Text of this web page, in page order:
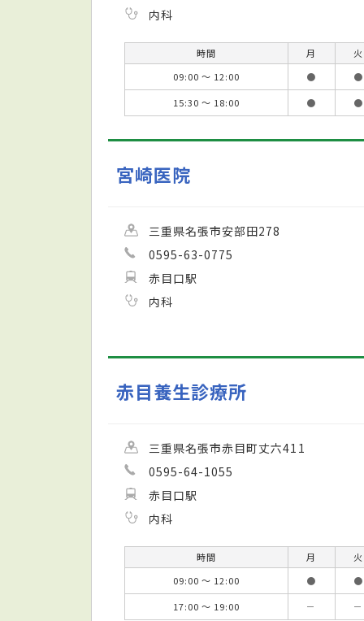
内科
時間 月
火
09:00 ～ 12:00
●
●
15:30 ～ 18:00
● ●
宮崎医院
三重県名張市安部田278
0595-63-0775
赤目口駅
内科
赤目養生診療所
三重県名張市赤目町丈六411
0595-64-1055
赤目口駅
内科
時間 月
火
09:00 ～ 12:00
●
●
17:00 ～ 19:00
－ －